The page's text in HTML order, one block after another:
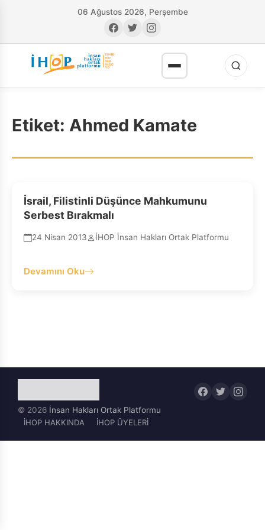
06 Ağustos 2026, Perşembe
Etiket: Ahmed Kamate
İsrail, Filistinli Düşünce Mahkumunu
Serbest Bırakmalı
24 Nisan 2013 İHOP İnsan Hakları Ortak Platformu
Devamını Oku
© 2026 İnsan Hakları Ortak Platformu
İHOP HAKKINDA
İHOP ÜYELERİ